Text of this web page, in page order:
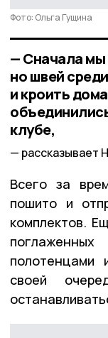
Фото: Ольга Гущина
— Сначала мы
но швей
и кроить
клубе,
рассказывает
Всего за
пошито и
комплектов.
полотенцами
своей